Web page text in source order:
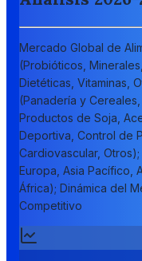
Mercado Global de
(Probióticos,
Dietéticas, Vitaminas,
(Panadería y
Productos de Soja,
Deportiva, Control de
Cardiovascular,
Europa, Asia Pacífico,
África); Dinámica del
Competitivo